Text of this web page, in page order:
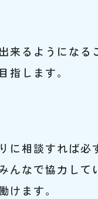
来るようになる
指します。
相談すれば必
なで協力して
けます。